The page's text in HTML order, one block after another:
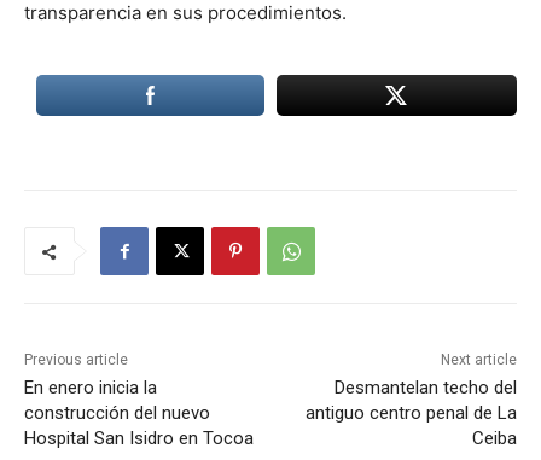
transparencia en sus procedimientos.
Previous article
En enero inicia la
construcción del nuevo
Hospital San Isidro en Tocoa
Next article
Desmantelan techo del
antiguo centro penal de La
Ceiba